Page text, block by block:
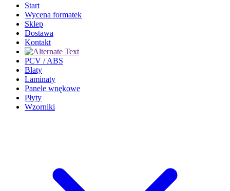
Start
Wycena formatek
Sklep
Dostawa
Kontakt
PCV / ABS
Blaty
Laminaty
Panele wnękowe
Płyty
Wzorniki